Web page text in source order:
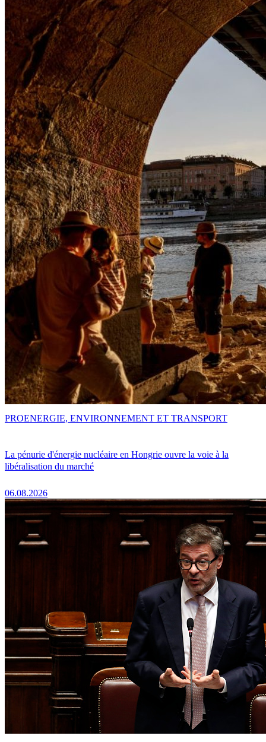
La pénurie d'énergie nucléaire en Hongrie ouvre la voie à la
libéralisation du marché
06.08.2026
PROENERGIE, ENVIRONNEMENT ET TRANSPORT